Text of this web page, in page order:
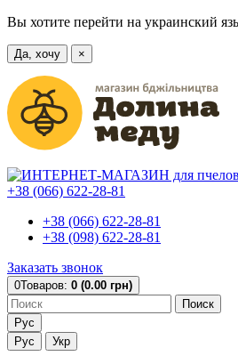
Вы хотите перейти на украинский
Да, хочу ×
+38 (066) 622-28-81
+38 (066) 622-28-81
+38 (098) 622-28-81
Заказать звонок
0Товаров: 0 (0.00 грн)
Поиск
Рус
Рус
Укр